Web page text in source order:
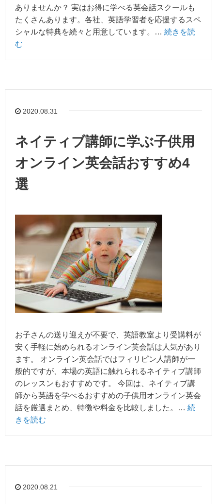
ありませんか？ 実はお得に学べる英会話スクールも
たくさんあります。各社、英語学習者を応援するスペ
シャルな特典を続々と用意しています。… 続きを読
む
2020.08.31
ネイティブ講師に学ぶ子供用
オンライン英会話おすすめ4
選
お子さんの送り迎えが不要で、英語教室より受講料が
安く手軽に始められるオンライン英会話は人気があり
ます。 オンライン英会話ではフィリピン人講師が一
般的ですが、本場の英語に触れられるネイティブ講師
のレッスンもおすすめです。 今回は、ネイティブ講
師から英語を学べるおすすめの子供用オンライン英会
話を厳選まとめ、特徴や料金を比較しました。… 続
きを読む
2020.08.21